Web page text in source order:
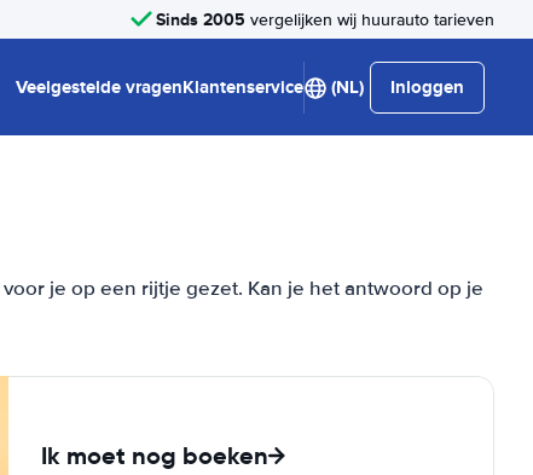
Sinds 2005 vergelijken wij huurauto tarieven
Veelgestelde vragenKlantenservice (NL) Inloggen
je op een rijtje gezet. Kan je het antwoord op je
Ik moet nog boeken